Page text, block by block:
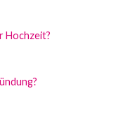
Hochzeit?